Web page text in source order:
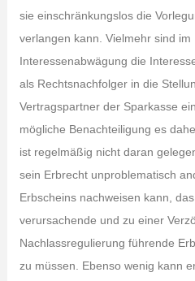
sie einschränkungslos die
verlangen kann. Vielmehr sind
Interessenabwägung die
als Rechtsnachfolger in die
Vertragspartner der Sparkasse
mögliche Benachteiligung es
ist regelmäßig nicht daran
sein Erbrecht unproblematisch
Erbscheins nachweisen kann,
verursachende und zu einer
Nachlassregulierung führende
zu müssen. Ebenso wenig kann